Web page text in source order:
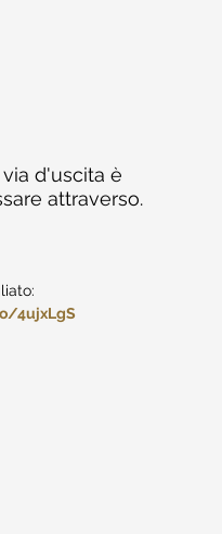
d'uscita è
attraverso.
4ujxLgS